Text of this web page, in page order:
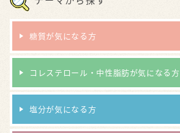
糖質が気になる方
コレステロール・中性脂肪が気になる方
塩分が気になる方